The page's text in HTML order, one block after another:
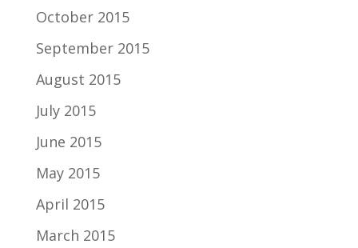
October 2015
September 2015
August 2015
July 2015
June 2015
May 2015
April 2015
March 2015